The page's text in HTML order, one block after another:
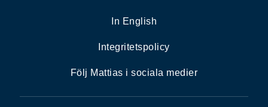
me är alldeles gratis. Nära 10 000 får det redan.
Min e-postadress
In English
Integritetspolicy
Följ Mattias i sociala medier